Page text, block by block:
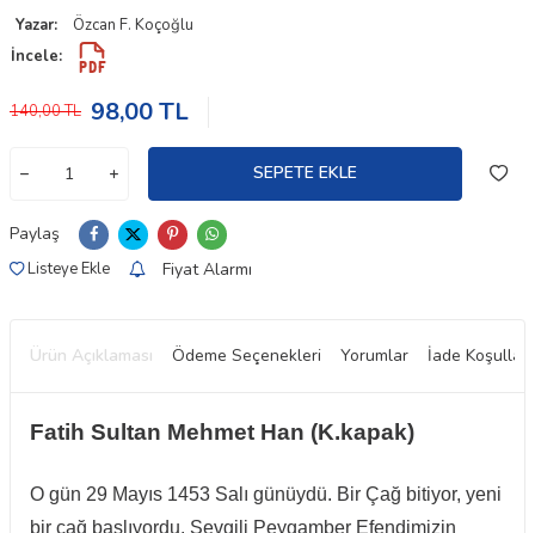
Yazar:
Özcan F. Koçoğlu
İncele:
140,00TL 98,00TL
SEPETE EKLE
Paylaş
Listeye Ekle Fiyat Alarmı
Ürün Açıklaması Ödeme Seçenekleri Yorumlar İade Koşulları
Fatih Sultan Mehmet Han (K.kapak)
O gün 29 Mayıs 1453 Salı günüydü. Bir Çağ bitiyor, yeni
bir çağ başlıyordu. Sevgili Peygamber Efendimizin